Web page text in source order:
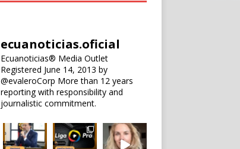
ecuanoticias.oficial
Ecuanoticias® Media Outlet
Registered June 14, 2013 by
@evaleroCorp More than 12 years
reporting with responsibility and
journalistic commitment.